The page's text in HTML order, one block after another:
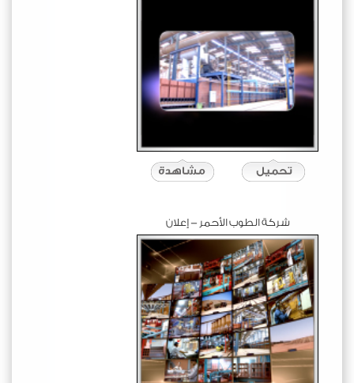
شركة الطوب الأحمر - إعلان